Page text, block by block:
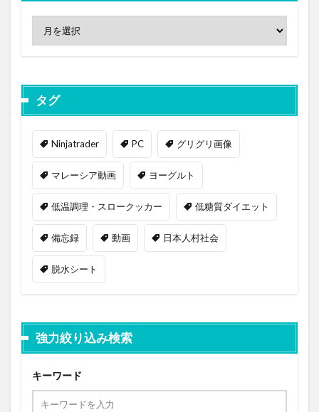
タグ
Ninjatrader PC グリグリ画像
マレーシア動画 ヨーグルト
低温調理・スロークッカー 低糖質ダイエット
備忘録 動画 日本人村社会
脱水シート
強力絞り込み検索
キーワード